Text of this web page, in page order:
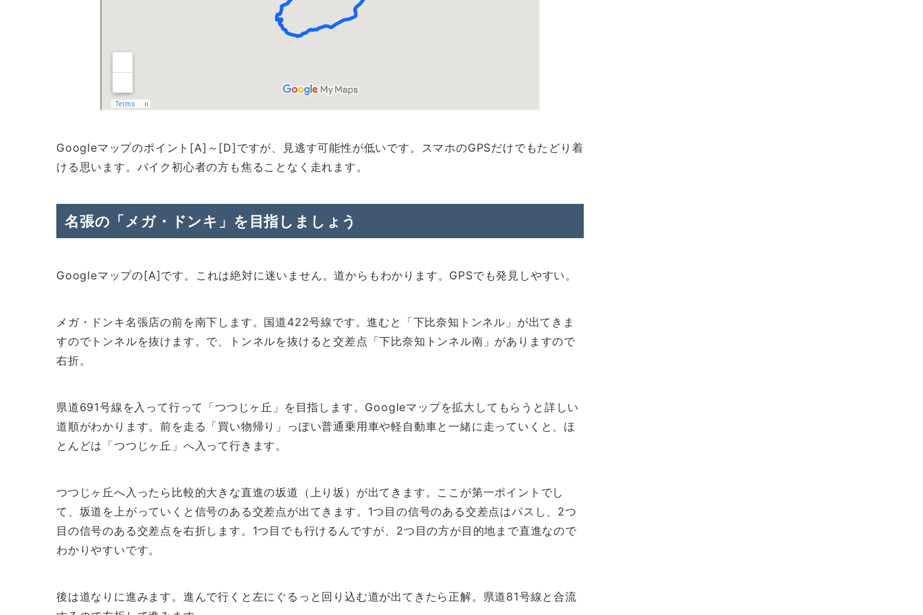
Googleマップのポイント[A]～[D]ですが、見逃す可能性が低いです。スマホのGPSだけでもたどり着
ける思います。バイク初心者の方も焦ることなく走れます。
名張の「メガ・ドンキ」を目指しましょう
Googleマップの[A]です。これは絶対に迷いません。道からもわかります。GPSでも発見しやすい。
メガ・ドンキ名張店の前を南下します。国道422号線です。進むと「下比奈知トンネル」が出てきま
すのでトンネルを抜けます。で、トンネルを抜けると交差点「下比奈知トンネル南」がありますので
右折。
県道691号線を入って行って「つつじヶ丘」を目指します。Googleマップを拡大してもらうと詳しい
道順がわかります。前を走る「買い物帰り」っぽい普通乗用車や軽自動車と一緒に走っていくと、ほ
とんどは「つつじヶ丘」へ入って行きます。
つつじヶ丘へ入ったら比較的大きな直進の坂道（上り坂）が出てきます。ここが第一ポイントでし
て、坂道を上がっていくと信号のある交差点が出てきます。1つ目の信号のある交差点はパスし、2つ
目の信号のある交差点を右折します。1つ目でも行けるんですが、2つ目の方が目的地まで直進なので
わかりやすいです。
後は道なりに進みます。進んで行くと左にぐるっと回り込む道が出てきたら正解。県道81号線と合流